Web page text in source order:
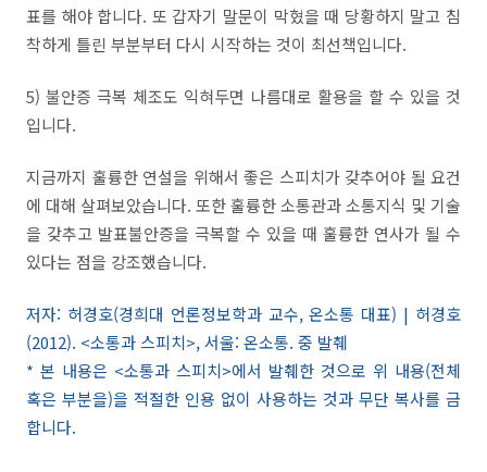
표를 해야 합니다. 또 갑자기 말문이 막혔을 때 당황하지 말고 침
착하게 틀린 부분부터 다시 시작하는 것이 최선책입니다.
5)불안증 극복 체조도 익혀두면 나름대로 활용을 할 수 있을 것
입니다.
지금까지 훌륭한 연설을 위해서 좋은 스피치가 갖추어야 될 요건
에 대해 살펴보았습니다. 또한 훌륭한 소통관과 소통지식 및 기술
을 갖추고 발표불안증을 극복할 수 있을 때 훌륭한 연사가 될 수
있다는 점을 강조했습니다.
저자: 허경호(경희대 언론정보학과 교수, 온소통 대표) | 허경호
(2012). <소통과 스피치>, 서울: 온소통. 중 발췌
* 본 내용은 <소통과 스피치>에서 발췌한 것으로 위 내용(전체
혹은 부분을)을 적절한 인용 없이 사용하는 것과 무단 복사를 금
합니다.